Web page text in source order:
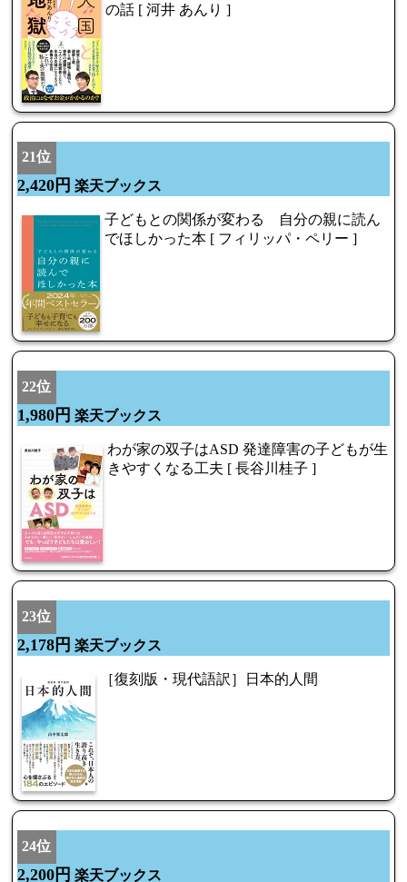
の話 [ 河井 あんり ]
21位
2,420円 楽天ブックス
子どもとの関係が変わる 自分の親に読ん
でほしかった本 [ フィリッパ・ペリー ]
22位
1,980円 楽天ブックス
わが家の双子はASD 発達障害の子どもが生
きやすくなる工夫 [ 長谷川桂子 ]
23位
2,178円 楽天ブックス
［復刻版・現代語訳］日本的人間
24位
2,200円 楽天ブックス